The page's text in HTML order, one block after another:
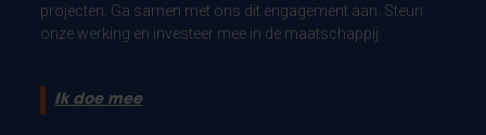
projecten. Ga samen met ons dit engagement aan. Steun
onze werking en investeer mee in de maatschappij.
Ik doe mee